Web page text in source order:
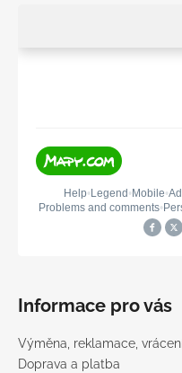
Informace pro vás
Výměna, reklamace,
Doprava a platba